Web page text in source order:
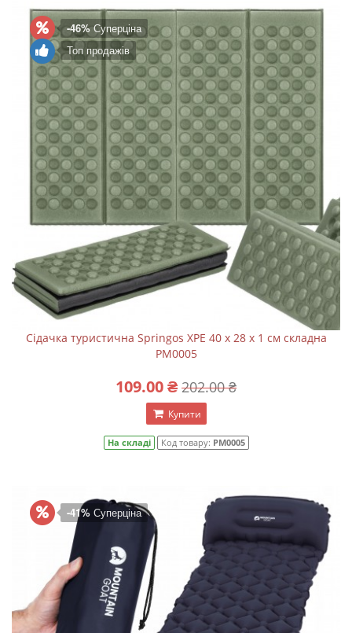
-46%Суперціна
Топ продажів
Сідачка туристична Springos XPE 40 x 28 x 1 см складна
PM0005
109.00 ₴ 202.00 ₴
Купити
На складі Код товару: PM0005
-41% Суперціна